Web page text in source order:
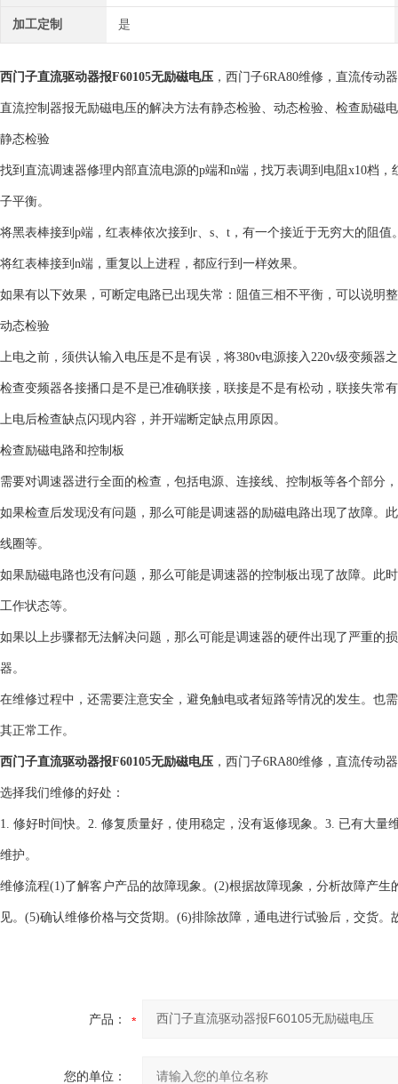
加工定制 是
西门子直流驱动器报F60105无励磁电压 ，西门子6RA80维修，直流传动
直流控制器报无励磁电压的解决方法有静态检验、动态检验、检查励磁
静态检验
找到直流调速器修理内部直流电源的p端和n端，找万表调到电阻x10档
子平衡。
将黑表棒接到p端，红表棒依次接到r、s、t，有一个接近于无穷大的阻值
将红表棒接到n端，重复以上进程，都应行到一样效果。
如果有以下效果，可断定电路已出现失常：阻值三相不平衡，可以说明
动态检验
上电之前，须供认输入电压是不是有误，将380v电源接入220v级变频器
检查变频器各接播口是不是已准确联接，联接是不是有松动，联接失常
上电后检查缺点闪现内容，并开端断定缺点用原因。
检查励磁电路和控制板
需要对调速器进行全面的检查，包括电源、连接线、控制板等各个部分
如果检查后发现没有问题，那么可能是调速器的励磁电路出现了故障。
线圈等。
如果励磁电路也没有问题，那么可能是调速器的控制板出现了故障。此
工作状态等。
如果以上步骤都无法解决问题，那么可能是调速器的硬件出现了严重的
器。
在维修过程中，还需要注意安全，避免触电或者短路等情况的发生。也
其正常工作。
西门子直流驱动器报F60105无励磁电压 ，西门子6RA80维修，直流传动
选择我们维修的好处：
1. 修好时间快。2. 修复质量好，使用稳定，没有返修现象。3. 已有大
维护。
维修流程(1)了解客户产品的故障现象。(2)根据故障现象，分析故障产
见。(5)确认维修价格与交货期。(6)排除故障，通电进行试验后，交货。
产品：
您的单位：